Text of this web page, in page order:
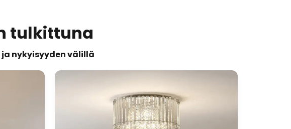
tulkittuna
nykyisyyden välillä